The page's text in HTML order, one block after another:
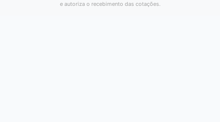
e autoriza o recebimento das cotações.